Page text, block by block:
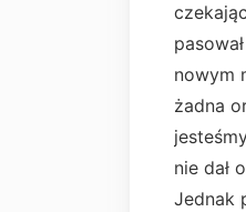
nowym
żadna
nie dał
Jednak